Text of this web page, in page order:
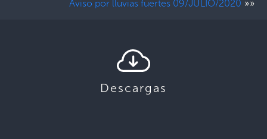
Aviso por lluvias fuertes 09/JULIO/2020 »»
Descargas